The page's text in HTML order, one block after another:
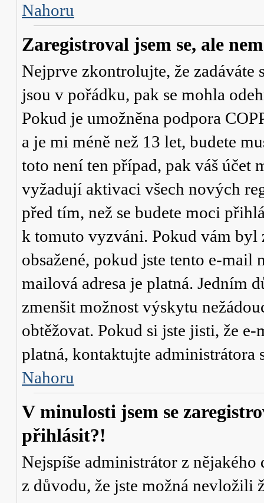
Nahoru
Zaregistroval jsem se, ale
Nejprve zkontrolujte, že zadáváte
jsou v pořádku, pak se mohla
Pokud je umožněna podpora
a je mi méně než 13 let, budete
toto není ten případ, pak váš účet
vyžadují aktivaci všech nových
před tím, než se budete moci
k tomuto vyzváni. Pokud vám byl
obsažené, pokud jste tento e-mail
mailová adresa je platná. Jedním
zmenšit možnost výskytu
obtěžovat. Pokud si jste jisti, že
platná, kontaktujte administrátora
Nahoru
V minulosti jsem se
přihlásit?!
Nejspíše administrátor z
z důvodu, že jste možná nevložili